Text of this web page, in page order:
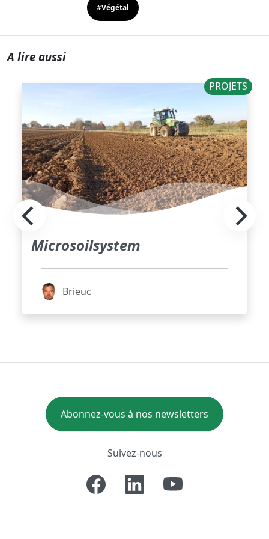
#Végétal
A lire aussi
PROJETS
Microsoilsystem
Brieuc
Abonnez-vous à nos newsletters
Suivez-nous